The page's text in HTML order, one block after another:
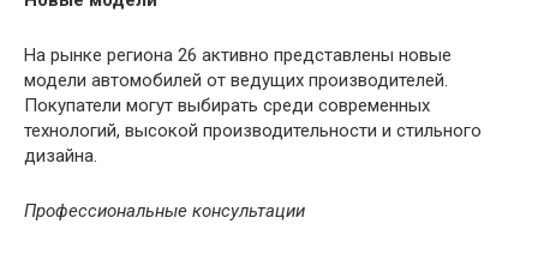
На рынке региона 26 активно представлены новые
модели автомобилей от ведущих производителей.
Покупатели могут выбирать среди современных
технологий, высокой производительности и стильного
дизайна.
Профессиональные консультации